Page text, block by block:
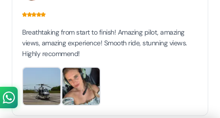
Breathtaking from start to finish! Amazing pilot, amazing
views, amazing experience! Smooth ride, stunning views.
Highly recommend!